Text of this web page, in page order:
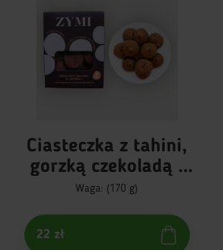
Ciasteczka z tahini,
gorzką czekoladą i
solą
Waga: (170 g)
22 zł